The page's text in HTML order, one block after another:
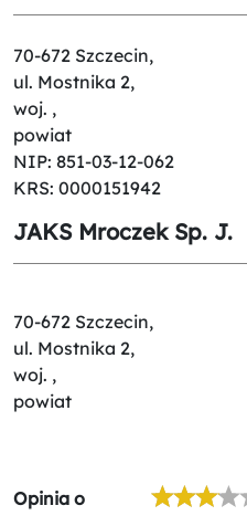
70-672 Szczecin,
ul. Mostnika 2,
woj. ,
powiat
NIP: 851-03-12-062
KRS: 0000151942
JAKS Mroczek Sp. J.
70-672 Szczecin,
ul. Mostnika 2,
woj. ,
powiat
Opinia o